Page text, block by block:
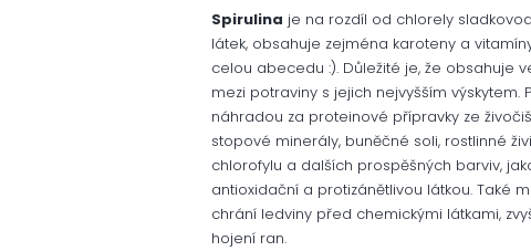
Spirulina je na rozdíl od chlorely
látek, obsahuje zejména karoteny a vitamíny
celou abecedu :). Důležité je, že obsahuje
mezi potraviny s jejich nejvyšším
náhradou za proteinové přípravky ze
stopové minerály, buněčné soli, rostlinné
chlorofylu a dalších prospěšných barviv,
antioxidační a protizánětlivou látkou. Také
chrání ledviny před chemickými látkami,
hojení ran.